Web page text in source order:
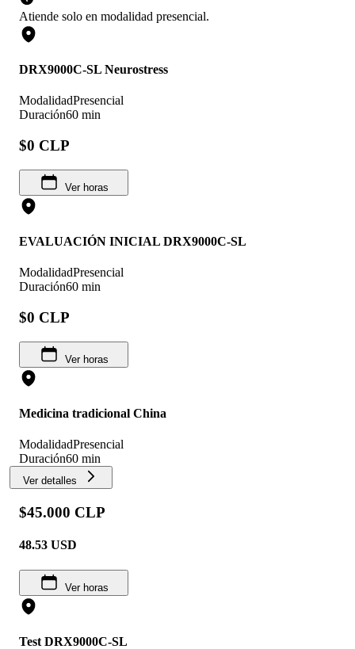
Atiende solo en modalidad presencial.
DRX9000C-SL Neurostress
ModalidadPresencial
Duración60 min
$0 CLP
Ver horas
EVALUACIÓN INICIAL DRX9000C-SL
ModalidadPresencial
Duración60 min
$0 CLP
Ver horas
Medicina tradicional China
ModalidadPresencial
Duración60 min
Ver detalles
$45.000 CLP
48.53 USD
Ver horas
Test DRX9000C-SL